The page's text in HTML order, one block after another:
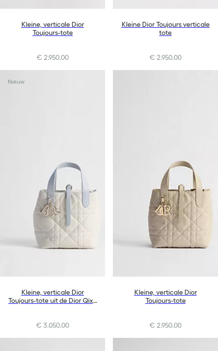
Kleine, verticale Dior
Toujours-tote
€ 2.950,00
Kleine Dior Toujours verticale
tote
€ 2.950,00
Nieuw
Kleine, verticale Dior
Toujours-tote uit de Dior Qixi-
€ 3.050,00
Kleine, verticale Dior
Toujours-tote
€ 2.950,00